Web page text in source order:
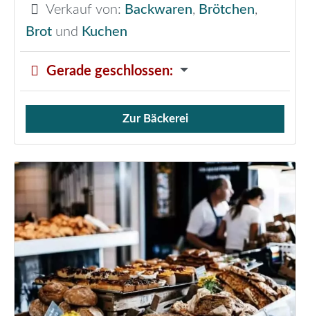
Verkauf von: Backwaren, Brötchen,
Brot und Kuchen
Gerade geschlossen:
Verkauf von Brötchen,
Zur Bäckerei